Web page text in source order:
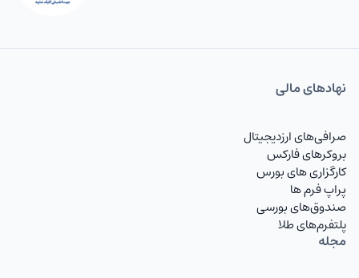
نهاد‌های مالی
صرافی‌های ارزدیجیتال
بروکرهای فارکس
کارگزاری های بورس
پراپ فرم ها
صندوق‌های بورسی
پلتفرم‌های طلا
مجله